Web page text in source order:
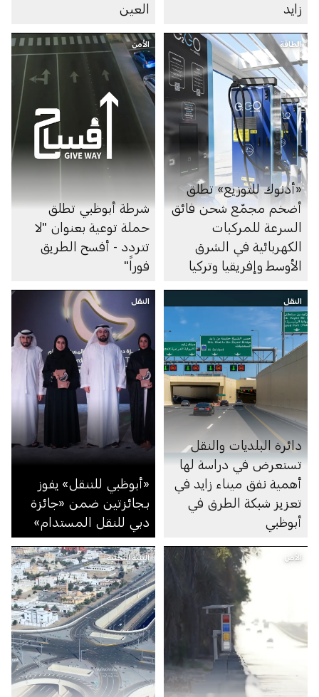
زايد
العين
الطاقة
«أدنوك للتوزيع» تطلق
أضخم مجمّع شحن فائق
السرعة للمركبات
الكهربائية في الشرق
الأوسط وإفريقيا وتركيا
الأمن
شرطة أبوظبي تطلق
حملة توعية بعنوان "لا
تتردد - أفسح الطريق
فوراً"
النقل
دائرة البلديات والنقل
تستعرض في دراسة لها
أهمية نفق ميناء زايد في
تعزيز شبكة الطرق في
أبوظبي
النقل
«أبوظبي للتنقل» يفوز
بـجائزتين ضمن «جائزة
دبي للنقل المستدام»
الأمن البنية التحتية